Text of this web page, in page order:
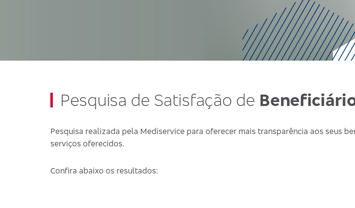
Pesquisa de Satisfação de
Pesquisa realizada pela Mediservice para oferecer mais transparência aos seus
serviços oferecidos.
Confira abaixo os resultados: